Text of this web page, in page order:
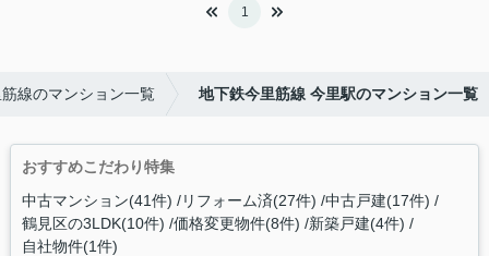
1
線のマンション一覧 地下鉄今里筋線 今里駅のマンション一覧
おすすめこだわり特集
中古マンション(41件) リフォーム済(27件) 中古戸建(17件)
鶴見区の3LDK(10件) 価格変更物件(8件) 新築戸建(4件)
自社物件(1件)